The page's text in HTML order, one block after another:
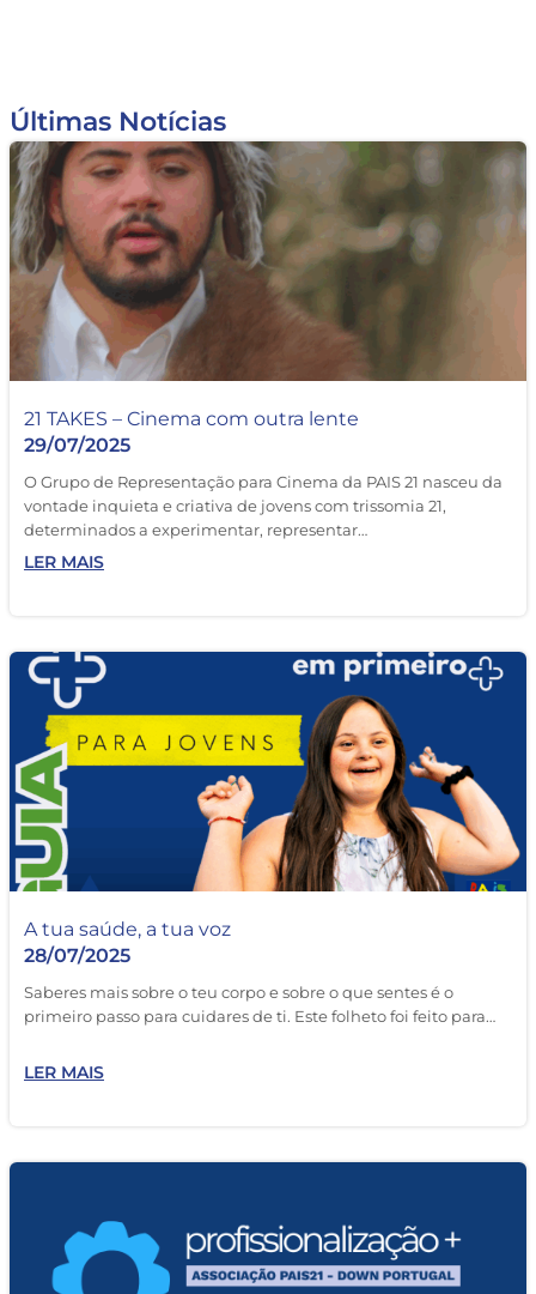
Últimas Notícias
21 TAKES – Cinema com outra lente
29/07/2025
O Grupo de Representação para Cinema da PAIS 21 nasceu da
vontade inquieta e criativa de jovens com trissomia 21,
determinados a experimentar, representar…
LER MAIS
A tua saúde, a tua voz
28/07/2025
Saberes mais sobre o teu corpo e sobre o que sentes é o
primeiro passo para cuidares de ti. Este folheto foi feito para…
LER MAIS